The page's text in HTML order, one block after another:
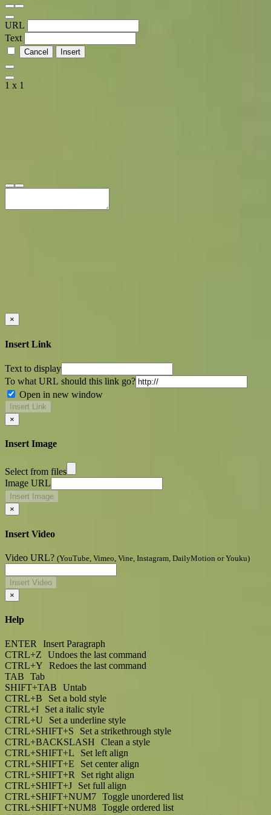
URL
Text
1 x 1
×
Insert Link
Text to display
To what URL should this link go?
Open in new window
Insert Link
×
Insert Image
Select from files
Image URL
Insert Image
×
Insert Video
Video URL? (YouTube, Vimeo, Vine, Instagram, DailyMotion or Youku)
Insert Video
×
Help
ENTER
Insert Paragraph
CTRL+Z
Undoes the last command
CTRL+Y
Redoes the last command
TAB
Tab
SHIFT+TAB
Untab
CTRL+B
Set a bold style
CTRL+I
Set a italic style
CTRL+U
Set a underline style
CTRL+SHIFT+S
Set a strikethrough style
CTRL+BACKSLASH
Clean a style
CTRL+SHIFT+L
Set left align
CTRL+SHIFT+E
Set center align
CTRL+SHIFT+R
Set right align
CTRL+SHIFT+J
Set full align
CTRL+SHIFT+NUM7 Toggle unordered list
CTRL+SHIFT+NUM8 Toggle ordered list